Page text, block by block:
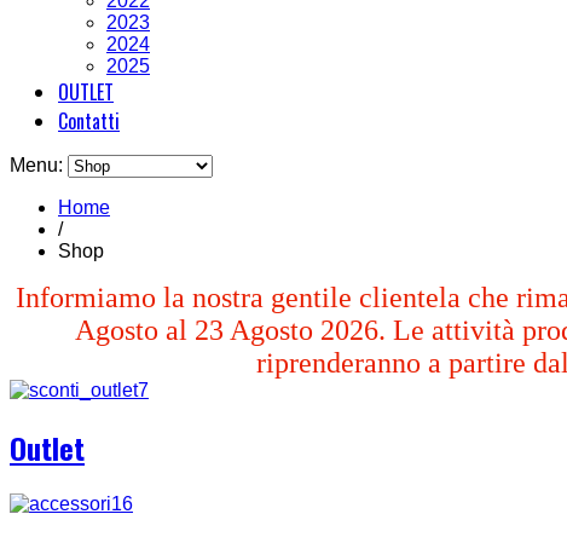
2023
2024
2025
OUTLET
Contatti
Menu:
Home
/
Shop
Informiamo la nostra gentile clientela che
Agosto al 23 Agosto 2026. Le attività
riprenderanno a partire
Outlet